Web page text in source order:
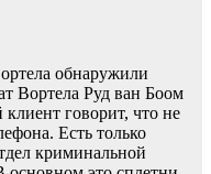
обнаружили
Вортела Руд ван Боом
говорит, что не
Есть только
криминальной